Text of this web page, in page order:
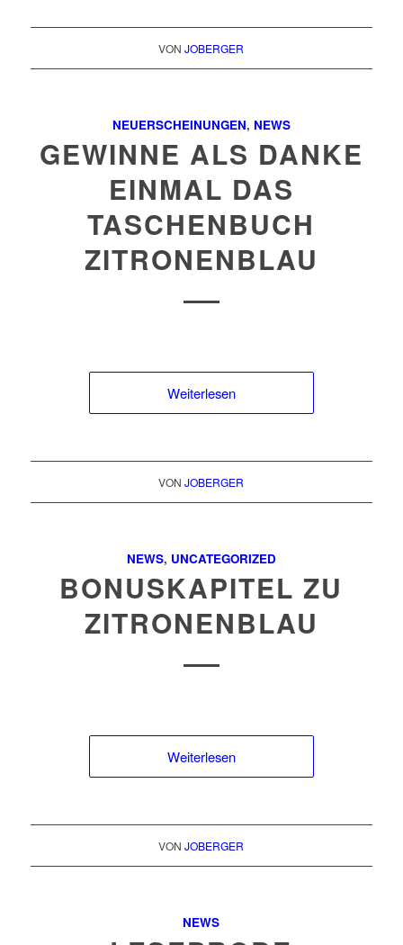
VONJOBERGER
NEUERSCHEINUNGEN, NEWS
GEWINNE ALS DANKE
EINMAL DAS
TASCHENBUCH
ZITRONENBLAU
Weiterlesen
VONJOBERGER
NEWS, UNCATEGORIZED
BONUSKAPITEL ZU
ZITRONENBLAU
Weiterlesen
VONJOBERGER
NEWS